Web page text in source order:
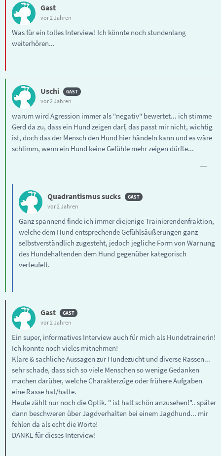
Gast
vor 2 Jahren
Was für ein tolles Interview! Ich könnte noch stundenlang
weiterhören...
Uschi
vor 2 Jahren
warum wird Agression immer als "negativ" bewertet... ich stimme
Gerd da zu, dass ein Hund zeigen darf, das passt mir nicht, wichtig
ist, doch das der Mensch den Hund hier händeln kann und es wäre
schlimm, wenn ein Hund keine Gefühle mehr zeigen dürfte...
Quadrantismus sucks
vor 2 Jahren
Ganz spannend finde ich immer diejenige Trainierendenfraktion,
welche dem Hund entsprechende Gefühlsäußerungen ganz
selbstverständlich zugesteht, jedoch jegliche Form von Warnung
des Hundehaltenden dem Hund gegenüber kategorisch
verteufelt.
Gast
vor 2 Jahren
Ein super, informatives Interview auch für mich als Hundetrainerin!
Ich konnte noch vieles mitnehmen!
Klare & sachliche Aussagen zur Hundezucht und diverse Rassen...
sehr schade, dass sich so viele Menschen so wenige Gedanken
machen darüber, welche Charakterzüge oder frühere Aufgaben
eine Rasse hat/hatte.
Heute zählt nur noch die Optik. " ist halt schön anzusehen!".. später
dann beschweren über Jagdverhalten bei einem Jagdhund... mir
fehlen da als echt die Worte!
DANKE für dieses Interview!